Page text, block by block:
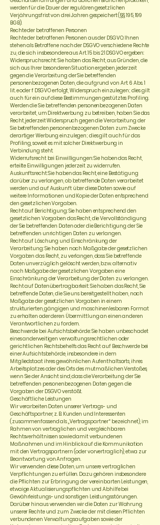
werden für die Dauer der regulären gesetzlichen
Verjährungsfrist von drei Jahren gespeichert (§§ 195, 199
BGB).
Rechte der betroffenen Personen
Rechte der betroffenen Personen aus der DSGVO: Ihnen
stehen als Betroffene nach der DSGVO verschiedene Rechte
zu, die sich insbesondere aus Art. 15 bis 21 DSGVO ergeben:
Widerspruchsrecht: Sie haben das Recht, aus Gründen, die
sich aus Ihrer besonderen Situation ergeben, jederzeit
gegen die Verarbeitung der Sie betreffenden
personenbezogenen Daten, die aufgrund von Art. 6 Abs. 1
lit. e oder f DSGVO erfolgt, Widerspruch einzulegen; dies gilt
auch für ein auf diese Bestimmungen gestütztes Profiling.
Werden die Sie betreffenden personenbezogenen Daten
verarbeitet, um Direktwerbung zu betreiben, haben Sie das
Recht, jederzeit Widerspruch gegen die Verarbeitung der
Sie betreffenden personenbezogenen Daten zum Zwecke
derartiger Werbung einzulegen; dies gilt auch für das
Profiling, soweit es mit solcher Direktwerbung in
Verbindung steht.
Widerrufsrecht bei Einwilligungen: Sie haben das Recht,
erteilte Einwilligungen jederzeit zu widerrufen.
Auskunftsrecht: Sie haben das Recht, eine Bestätigung
darüber zu verlangen, ob betreffende Daten verarbeitet
werden und auf Auskunft über diese Daten sowie auf
weitere Informationen und Kopie der Daten entsprechend
den gesetzlichen Vorgaben.
Recht auf Berichtigung: Sie haben entsprechend den
gesetzlichen Vorgaben das Recht, die Vervollständigung
der Sie betreffenden Daten oder die Berichtigung der Sie
betreffenden unrichtigen Daten zu verlangen.
Recht auf Löschung und Einschränkung der
Verarbeitung: Sie haben nach Maßgabe der gesetzlichen
Vorgaben das Recht, zu verlangen, dass Sie betreffende
Daten unverzüglich gelöscht werden, bzw. alternativ
nach Maßgabe der gesetzlichen Vorgaben eine
Einschränkung der Verarbeitung der Daten zu verlangen.
Recht auf Datenübertragbarkeit: Sie haben das Recht, Sie
betreffende Daten, die Sie uns bereitgestellt haben, nach
Maßgabe der gesetzlichen Vorgaben in einem
strukturierten, gängigen und maschinenlesbaren Format
zu erhalten oder deren Übermittlung an einen anderen
Verantwortlichen zu fordern.
Beschwerde bei Aufsichtsbehörde: Sie haben unbeschadet
eines anderweitigen verwaltungsrechtlichen oder
gerichtlichen Rechtsbehelfs das Recht auf Beschwerde bei
einer Aufsichtsbehörde, insbesondere in dem
Mitgliedstaat ihres gewöhnlichen Aufenthaltsorts, ihres
Arbeitsplatzes oder des Orts des mutmaßlichen Verstoßes,
wenn Sie der Ansicht sind, dass die Verarbeitung der Sie
betreffenden personenbezogenen Daten gegen die
Vorgaben der DSGVO verstößt.
Geschäftliche Leistungen
Wir verarbeiten Daten unserer Vertrags- und
Geschäftspartner, z. B. Kunden und Interessenten
(zusammenfassend als „Vertragspartner“ bezeichnet), im
Rahmen von vertraglichen und vergleichbaren
Rechtsverhältnissen sowie damit verbundenen
Maßnahmen und im Hinblick auf die Kommunikation
mit den Vertragspartnern (oder vorvertraglich), etwa zur
Beantwortung von Anfragen.
Wir verwenden diese Daten, um unsere vertraglichen
Verpflichtungen zu erfüllen. Dazu gehören insbesondere
die Pflichten zur Erbringung der vereinbarten Leistungen,
etwaige Aktualisierungspflichten und Abhilfe bei
Gewährleistungs- und sonstigen Leistungsstörungen.
Darüber hinaus verwenden wir die Daten zur Wahrung
unserer Rechte und zum Zwecke der mit diesen Pflichten
verbundenen Verwaltungsaufgaben sowie der